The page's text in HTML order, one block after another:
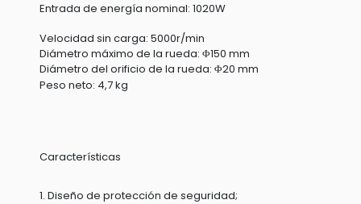
Entrada de energía nominal: 1020W
Velocidad sin carga: 5000r/min
Diámetro máximo de la rueda: Φ150 mm
Diámetro del orificio de la rueda: Φ20 mm
Peso neto: 4,7 kg
Características
1. Diseño de protección de seguridad;